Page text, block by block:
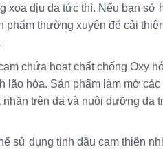
xoa dịu da tức thì. Nếu bạn sở
phẩm thường xuyên để cải
chứa hoạt chất chống Oxy
lão hóa. Sản phẩm làm mờ các
nhăn trên da và nuôi dưỡng da
sử dụng tinh dầu cam thiên